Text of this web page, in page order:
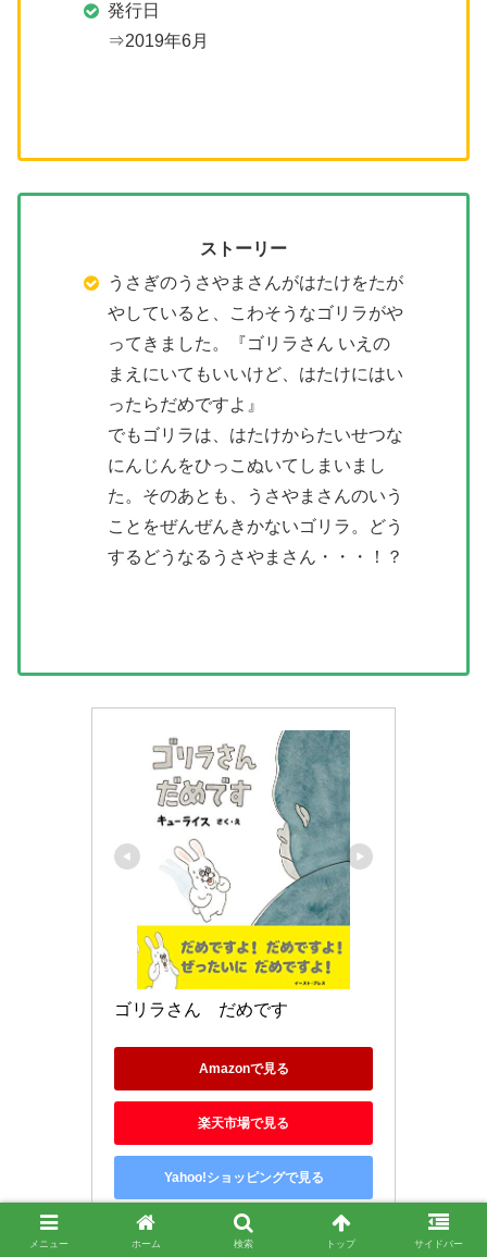
発行日
⇒2019年6月
ストーリー
うさぎのうさやまさんがはたけをたが
やしていると、こわそうなゴリラがや
ってきました。『ゴリラさん いえの
まえにいてもいいけど、はたけにはい
ったらだめですよ』
でもゴリラは、はたけからたいせつな
にんじんをひっこぬいてしまいまし
た。そのあとも、うさやまさんのいう
ことをぜんぜんきかないゴリラ。どう
するどうなるうさやまさん・・・！？
ゴリラさん　だめです
Amazonで見る
楽天市場で見る
Yahoo!ショッピングで見る
メニュー ホーム 検索 トップ サイドバー